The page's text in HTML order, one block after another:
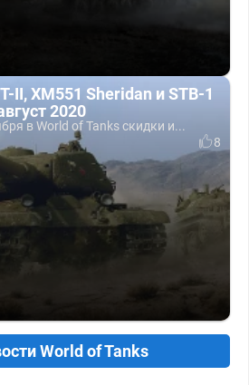
II, XM551 Sheridan и STB-1
2020
в World of Tanks скидки и...
8
World of Tanks